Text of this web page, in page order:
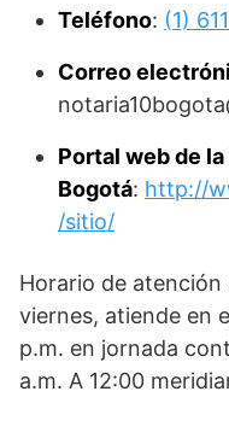
Teléfono: (1)
Correo
Portal web de
Bogotá: http://
/sitio/
Horario de atención
viernes, atiende en
p.m. en jornada
a.m. A 12:00